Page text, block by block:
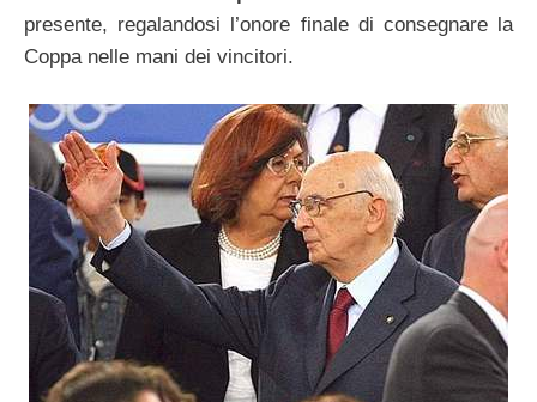
presente, regalandosi l’onore finale di consegnare la
Coppa nelle mani dei vincitori.